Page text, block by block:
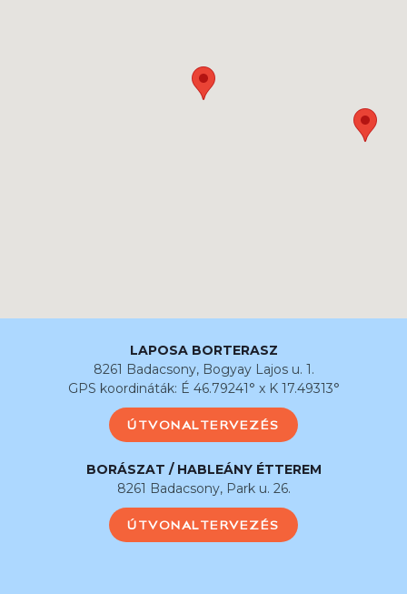
LAPOSA BORTERASZ
8261 Badacsony, Bogyay Lajos u. 1.
GPS koordináták: É 46.79241° x K 17.49313°
ÚTVONALTERVEZÉS
BORÁSZAT / HABLEÁNY ÉTTEREM
8261 Badacsony, Park u. 26.
ÚTVONALTERVEZÉS